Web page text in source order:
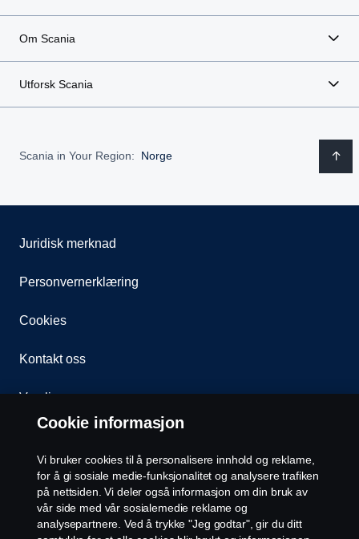
Om Scania
Utforsk Scania
Scania in Your Region: Norge
Juridisk merknad
Personvernerklæring
Cookies
Kontakt oss
Varsling
Etiske retningslinjer for leverandører
Cookie-innstillinger
Cookie informasjon
Vi bruker cookies til å personalisere innhold og reklame,
for å gi sosiale medie-funksjonalitet og analysere trafiken
på nettsiden. Vi deler også informasjon om din bruk av
vår side med vår sosialemedie reklame og
analysepartnere. Ved å trykke "Jeg godtar", gir du ditt